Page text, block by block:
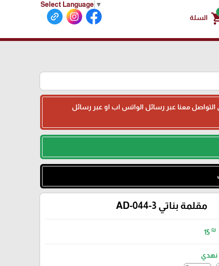
Select Language ▼
السلة
التواصل معنا عبر رسائل الواتس اب او عبر رسائل
مقلمة بناتي AD-044-3
15 ₪
نهدي